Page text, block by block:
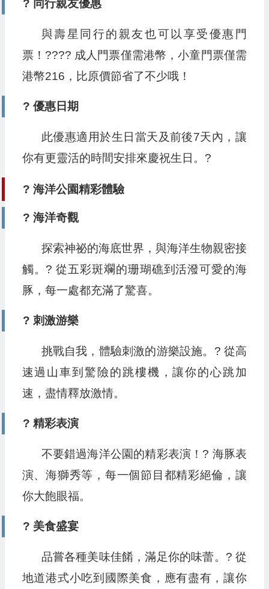
? 同行親友優惠
與壽星同行的親友也可以享受優惠門
票！?‍?‍?‍? 成人門票僅需港幣，小童門票僅需
港幣216，比原價節省了不少哦！
? 優惠日期
此優惠適用於生日當天及前後7天內，讓
你有更靈活的時間安排來慶祝生日。?️
? 海洋公園精彩體驗
? 海洋奇觀
探索神祕的海底世界，與海洋生物親密接
觸。? 從五彩斑斕的珊瑚礁到活潑可愛的海
豚，每一處都充滿了驚喜。
? 刺激游樂
挑戰自我，體驗刺激的游樂設施。? 從高
速過山車到驚險的跳樓機，讓你的心跳加
速，盡情釋放激情。
? 精彩表演
不要錯過海洋公園的精彩表演！? 海豚表
演、海獅秀等，每一個節目都精彩絕倫，讓
你大飽眼福。
?️ 美食盛宴
品嘗各種美味佳餚，滿足你的味蕾。? 從
地道港式小吃到國際美食，應有盡有，讓你